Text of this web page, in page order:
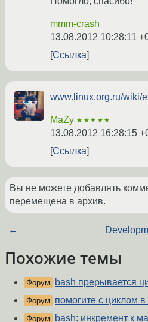
mmm-crash
13.08.2012 10:28:11
Ссылка
www.linux.org.ru/wiki/
MaZy ★★★★★
13.08.2012 16:28:15
Ссылка
Вы не можете добавлять
перемещена в архив.
←
Похожие темы
Форум bash прерывается
Форум помогите с циклом
Форум bash: инкремент к